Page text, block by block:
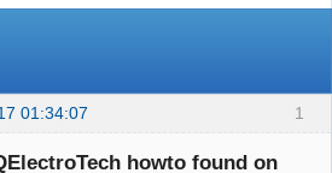
1
01:34:07
howto found on